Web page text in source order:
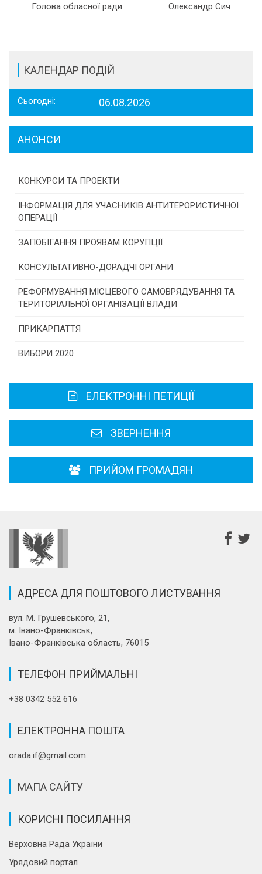
Голова обласної ради Олександр Сич
КАЛЕНДАР ПОДІЙ
Сьогодні: 06.08.2026
АНОНСИ
КОНКУРСИ ТА ПРОЕКТИ
Конкурс проектів та програм місцевого
самоврядування
Конкурс інститутів громадянського суспільства
Програми/конкурси МТД
ІНФОРМАЦІЯ ДЛЯ УЧАСНИКІВ АНТИТЕРОРИСТИЧНОЇ
ОПЕРАЦІЇ
ЗАПОБІГАННЯ ПРОЯВАМ КОРУПЦІЇ
КОНСУЛЬТАТИВНО-ДОРАДЧІ ОРГАНИ
Консультативна рада
РЕФОРМУВАННЯ МІСЦЕВОГО САМОВРЯДУВАННЯ ТА
ТЕРИТОРІАЛЬНОЇ ОРГАНІЗАЦІЇ ВЛАДИ
ПРИКАРПАТТЯ
Історична довідка
Районні, міські ради
ВИБОРИ 2020
ЕЛЕКТРОННІ ПЕТИЦІЇ
ЗВЕРНЕННЯ
ПРИЙОМ ГРОМАДЯН
АДРЕСА ДЛЯ ПОШТОВОГО ЛИСТУВАННЯ
вул. М. Грушевського, 21,
м. Івано-Франківськ,
Івано-Франківська область, 76015
ТЕЛЕФОН ПРИЙМАЛЬНІ
+38 0342 552 616
ЕЛЕКТРОННА ПОШТА
orada.if@gmail.com
МАПА САЙТУ
КОРИСНІ ПОСИЛАННЯ
Верховна Рада України
Урядовий портал